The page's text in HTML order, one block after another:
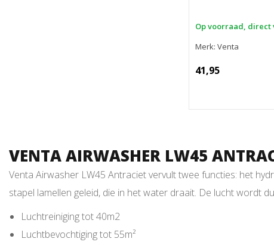
Op voorraad, direct
Merk: Venta
41,95
VENTA AIRWASHER LW45
Venta Airwasher LW45 Antraciet vervult twee functies: het
stapel lamellen geleid, die in het water draait. De lucht wordt
Luchtreiniging tot 40m2
Luchtbevochtiging tot 55m²